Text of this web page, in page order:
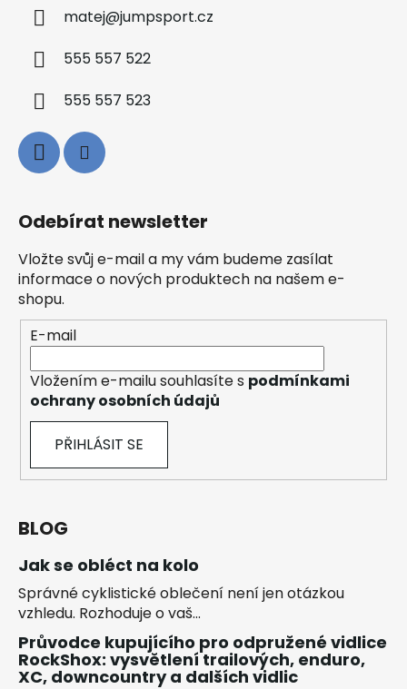
matej@jumpsport.cz
555 557 522
555 557 523
Odebírat newsletter
Vložte svůj e-mail a my vám budeme zasílat
informace o nových produktech na našem e-
shopu.
E-mail
Vložením e-mailu souhlasíte s podmínkami
ochrany osobních údajů
PŘIHLÁSIT SE
BLOG
Jak se obléct na kolo
Správné cyklistické oblečení není jen otázkou
vzhledu. Rozhoduje o vaš...
Průvodce kupujícího pro odpružené vidlice
RockShox: vysvětlení trailových, enduro,
XC, downcountry a dalších vidlic